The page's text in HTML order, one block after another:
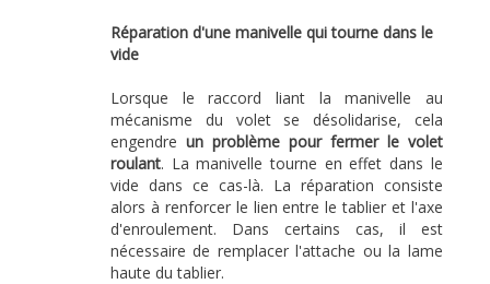
Réparation d'une manivelle qui tourne dans le
vide
Lorsque le raccord liant la manivelle au
mécanisme du volet se désolidarise, cela
engendre un problème pour fermer le volet
roulant. La manivelle tourne en effet dans le
vide dans ce cas-là. La réparation consiste
alors à renforcer le lien entre le tablier et l'axe
d'enroulement. Dans certains cas, il est
nécessaire de remplacer l'attache ou la lame
haute du tablier.